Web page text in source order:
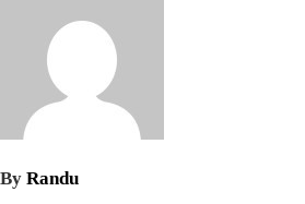
By Randu